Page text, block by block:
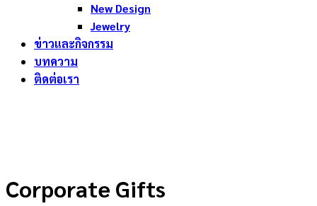
New Design
Jewelry
ข่าวและกิจกรรม
บทความ
ติดต่อเรา
Corporate Gifts